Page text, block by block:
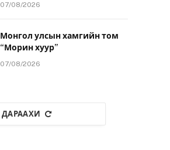
07/08/2026
Монгол улсын хамгийн том
“Морин хуур”
07/08/2026
ДАРААХИ